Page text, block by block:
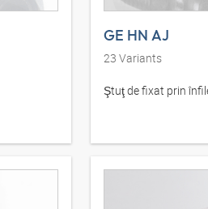
GE HN AJ
23 Variants
Ştuţ de fixat prin